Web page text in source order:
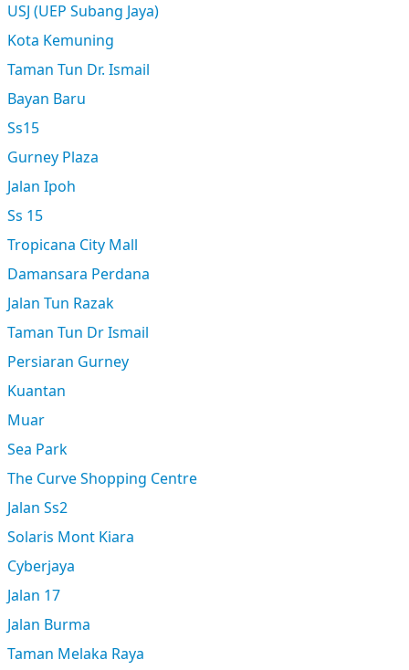
USJ (UEP Subang Jaya)
Kota Kemuning
Taman Tun Dr. Ismail
Bayan Baru
Ss15
Gurney Plaza
Jalan Ipoh
Ss 15
Tropicana City Mall
Damansara Perdana
Jalan Tun Razak
Taman Tun Dr Ismail
Persiaran Gurney
Kuantan
Muar
Sea Park
The Curve Shopping Centre
Jalan Ss2
Solaris Mont Kiara
Cyberjaya
Jalan 17
Jalan Burma
Taman Melaka Raya